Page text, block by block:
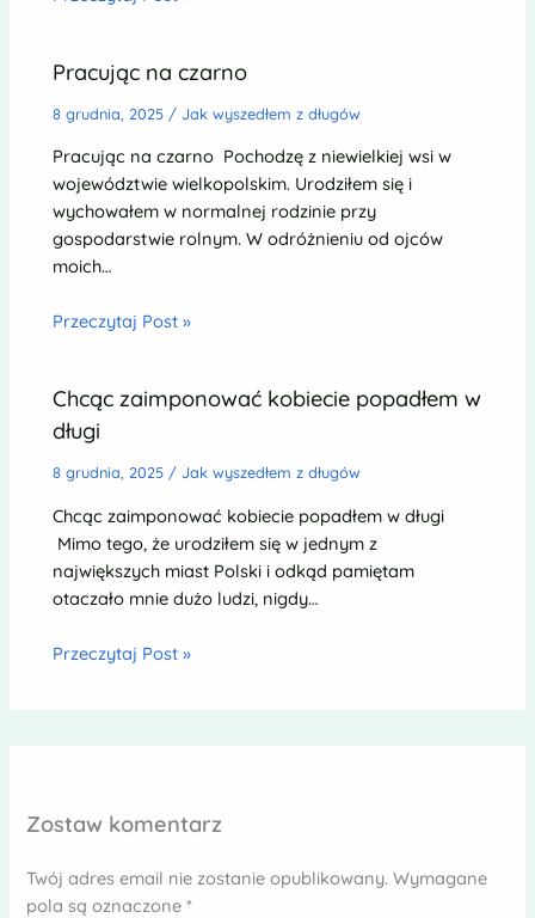
Pracując na czarno
8 grudnia, 2025 /Jak wyszedłem z długów
Pracując na czarno Pochodzę z niewielkiej wsi w
województwie wielkopolskim. Urodziłem się i
wychowałem w normalnej rodzinie przy
gospodarstwie rolnym. W odróżnieniu od ojców
moich…
Przeczytaj Post »
Chcąc zaimponować kobiecie popadłem w
długi
8 grudnia, 2025 /Jak wyszedłem z długów
Chcąc zaimponować kobiecie popadłem w długi
Mimo tego, że urodziłem się w jednym z
największych miast Polski i odkąd pamiętam
otaczało mnie dużo ludzi, nigdy…
Przeczytaj Post »
Zostaw komentarz
Twój adres email nie zostanie opublikowany. Wymagane
pola są oznaczone*